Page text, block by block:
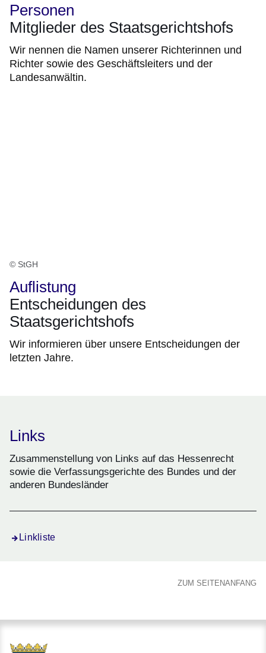
Personen
Mitglieder des Staatsgerichtshofs
Wir nennen die Namen unserer Richterinnen und
Richter sowie des Geschäftsleiters und der
Landesanwältin.
© StGH
Auflistung
Entscheidungen des
Staatsgerichtshofs
Wir informieren über unsere Entscheidungen der
letzten Jahre.
Links
Zusammenstellung von Links auf das Hessenrecht
sowie die Verfassungsgerichte des Bundes und der
anderen Bundesländer
Linkliste
ZUM SEITENANFANG